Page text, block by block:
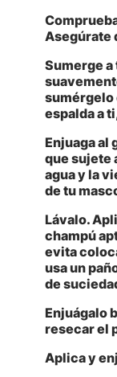
Asegúrate
Sumerge a
sumérgelo
espalda a
Enjuaga al
que sujete
agua y la
de tu
Lávalo.
champú
evita
usa un
de
Enjuágalo
resecar el
Aplica y